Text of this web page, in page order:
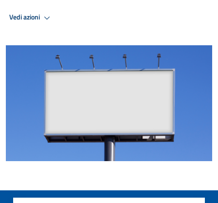
Vedi azioni